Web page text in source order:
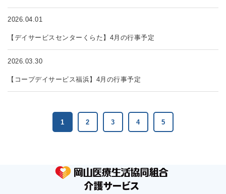
2026.04.01
【デイサービスセンターくらた】4月の行事予定
2026.03.30
【コープデイサービス福浜】4月の行事予定
1 2 3 4 5